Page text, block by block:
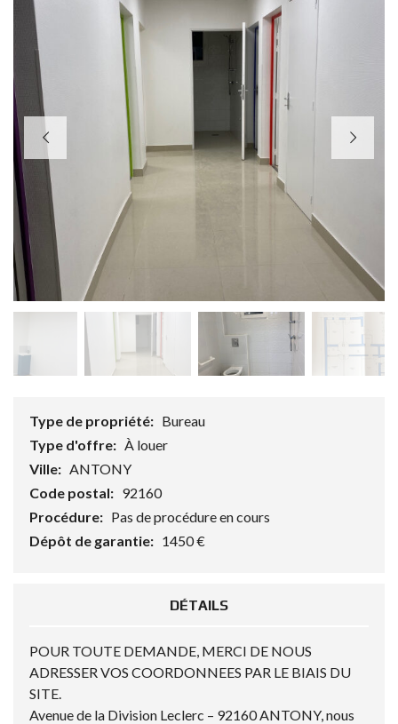
Type de propriété: Bureau
Type d'offre: À louer
Ville: ANTONY
Code postal: 92160
Procédure: Pas de procédure en cours
Dépôt de garantie: 1450 €
DÉTAILS
POUR TOUTE DEMANDE, MERCI DE NOUS
ADRESSER VOS COORDONNEES PAR LE BIAIS DU
SITE.
Avenue de la Division Leclerc – 92160 ANTONY, nous